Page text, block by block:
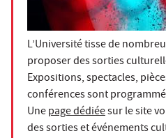
L’Université tisse de
proposer des sorties
Expositions, spectacles,
conférences sont
Unepage dédiéesur le site
des sorties et événements